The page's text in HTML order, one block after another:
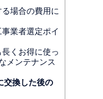
場合の費用に
業者選定ポイ
くお得に使っ
メンテナンス
交換した後の